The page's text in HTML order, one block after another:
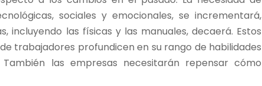
sociales y emocionales, se incrementará,
incluyendo las físicas y las manuales, decaerá. Estos
trabajadores profundicen en su rango de habilidades
las empresas necesitarán repensar cómo